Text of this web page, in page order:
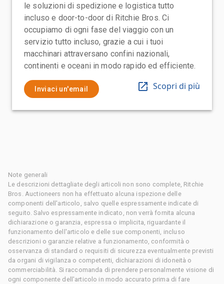
le soluzioni di spedizione e logistica tutto
incluso e door-to-door di Ritchie Bros. Ci
occupiamo di ogni fase del viaggio con un
servizio tutto incluso, grazie a cui i tuoi
macchinari attraversano confini nazionali,
continenti e oceani in modo rapido ed efficiente.
Inviaci un'email Scopri di più
Note generali
Le descrizioni dettagliate degli articoli non sono complete, Ritchie
Bros. Auctioneers non ha effettuato alcuna ispezione delle
componenti dell'articolo, salvo quelle espressamente indicate di
seguito. Salvo espressamente indicato, non verrà fornita alcuna
dichiarazione o garanzia, espressa o implicita, riguardante il
funzionamento dell'articolo e delle sue componenti, incluso
descrizioni o garanzie relative a funzionamento, conformità o
osservanza di standard o requisiti di sicurezza eventualmente previsti
da organi di vigilanza o competenti, dichiarazioni di idoneità o
commerciabilità. Si raccomanda di prendere personalmente visione di
ogni componente dell'articolo in modo accurato prima di fare